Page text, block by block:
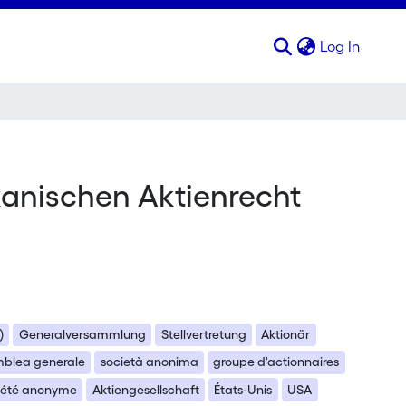
Log In
Aktienrecht
Generalversammlung Stellvertretung
Aktionär
generale società anonima
groupe d'actionnaires
anonyme Aktiengesellschaft États-Unis
USA